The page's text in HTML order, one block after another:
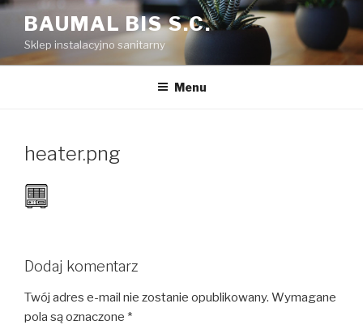
Przejdź
treści
BAUMAL BIS S.C.
Sklep instalacyjno sanitarny
Menu
heater.png
Dodaj komentarz
Twój adres e-mail nie zostanie opublikowany. Wymagane
pola są oznaczone *